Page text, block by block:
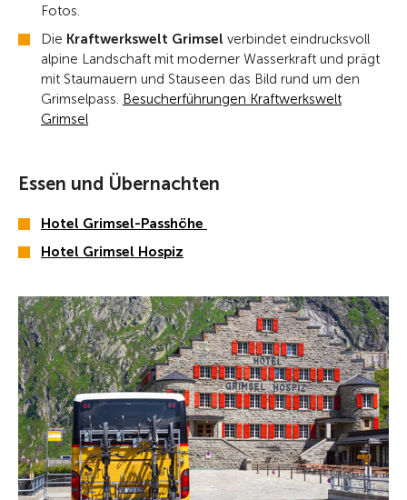
Fotos.
Die Kraftwerkswelt Grimsel verbindet eindrucksvoll
alpine Landschaft mit moderner Wasserkraft und prägt
mit Staumauern und Stauseen das Bild rund um den
Grimselpass. Besucherführungen Kraftwerkswelt
Grimsel
Essen und Übernachten
Hotel Grimsel-Passhöhe
Hotel Grimsel Hospiz